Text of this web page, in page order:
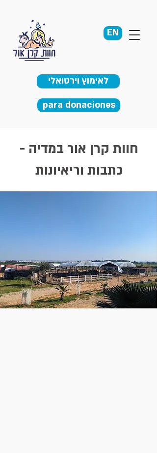
לאימוץ וירטואלי
EN
para donaciones
חוות קרן אור במדיה -
כתבות וריאיונות